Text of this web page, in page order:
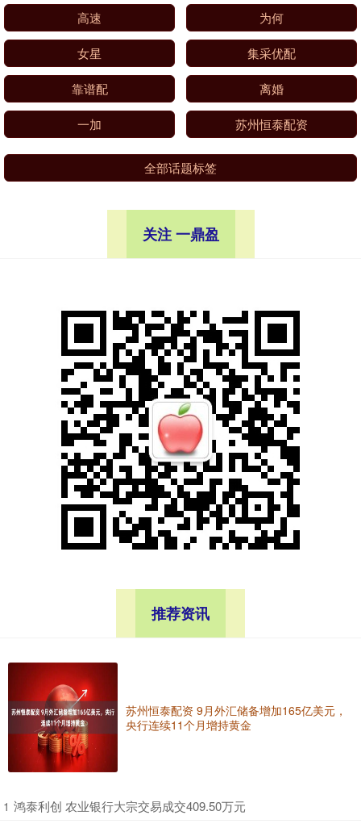
高速 为何
女星 集采优配
靠谱配 离婚
一加 苏州恒泰配资
全部话题标签
关注 一鼎盈
推荐资讯
苏州恒泰配资 9月外汇储备增加165亿美元，
央行连续11个月增持黄金
1 ​鸿泰利创 农业银行大宗交易成交409.50万元